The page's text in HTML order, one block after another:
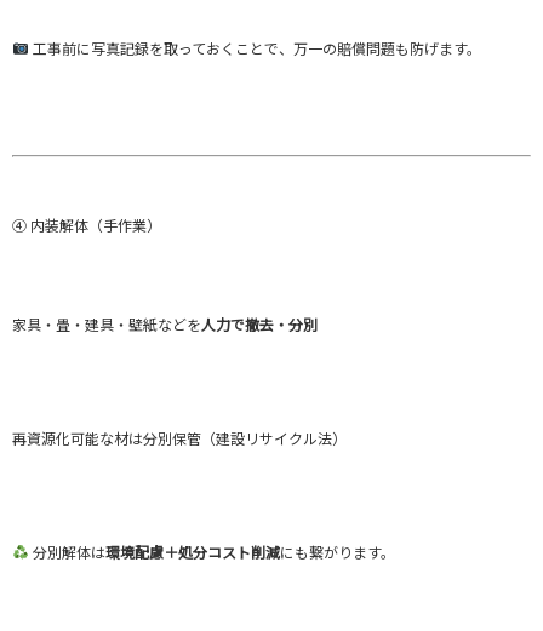
工事前に写真記録を取っておくことで、万一の賠償問題も防げます。
④ 内装解体（手作業）
家具・畳・建具・壁紙などを人力で撤去・分別
再資源化可能な材は分別保管（建設リサイクル法）
分別解体は環境配慮＋処分コスト削減にも繋がります。